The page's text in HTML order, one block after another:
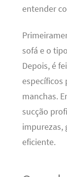
entender
sofá e o
Depois, é
específicos
manchas.
sucção
impurezas,
eficiente.